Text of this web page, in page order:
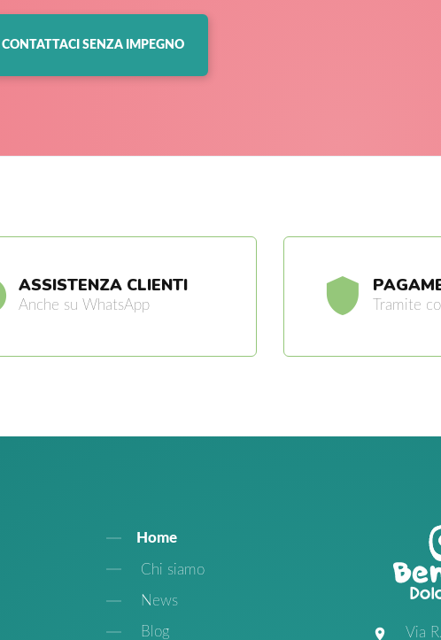
CONTATTACI SENZA IMPEGNO
ASSISTENZA CLIENTI
Anche su WhatsApp Tramite
Home
Chi siamo
News
Blog Via